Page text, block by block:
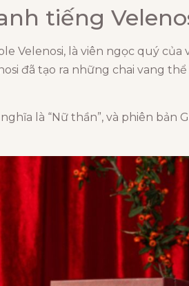
tiếng
Velenosi, là viên ngọc quý của
đã tạo ra những chai vang
là “Nữ thần”, và phiên bản